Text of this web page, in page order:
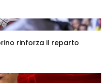
rinforza il reparto